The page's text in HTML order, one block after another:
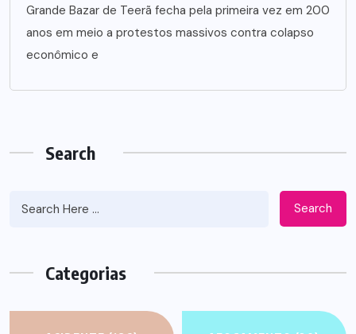
Grande Bazar de Teerã fecha pela primeira vez em 200
anos em meio a protestos massivos contra colapso
econômico e
Search
Search
Categorias